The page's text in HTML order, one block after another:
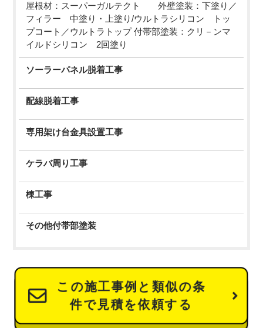
屋根材：スーパーガルテクト 外壁塗装：下塗り／
フィラー 中塗り・上塗り/ウルトラシリコン トッ
プコート／ウルトラトップ 付帯部塗装：クリ－ンマ
イルドシリコン 2回塗り
ソーラーパネル脱着工事
配線脱着工事
専用架け台金具設置工事
ケラバ周り工事
棟工事
その他付帯部塗装
この施工事例と類似の条
件で見積を依頼する